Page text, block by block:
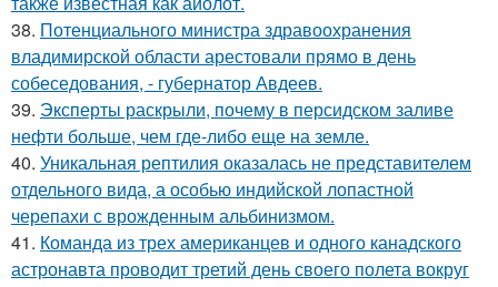
38. Потенциального министра здравоохранения
владимирской области арестовали прямо в день
собеседования, - губернатор Авдеев.
39. Эксперты раскрыли, почему в персидском заливе
нефти больше, чем где-либо еще на земле.
40. Уникальная рептилия оказалась не представителем
отдельного вида, а особью индийской лопастной
черепахи с врожденным альбинизмом.
41. Команда из трех американцев и одного канадского
астронавта проводит третий день своего полета вокруг